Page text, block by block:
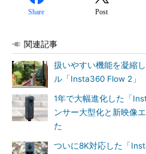
Share Post
関連記事
扱いやすい機能を凝縮
ル「Insta360 Flow 2」
1年で大幅進化した「
ンサー大型化と新映像
た
ついに8K対応した「